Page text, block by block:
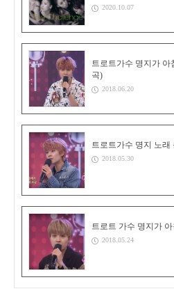
2020.10.07
트로트가수 명지가 아
곡)
2018.06.20
트로트가수 명지 노래
2018.05.30
트로트 가수 명지가
2018.05.24